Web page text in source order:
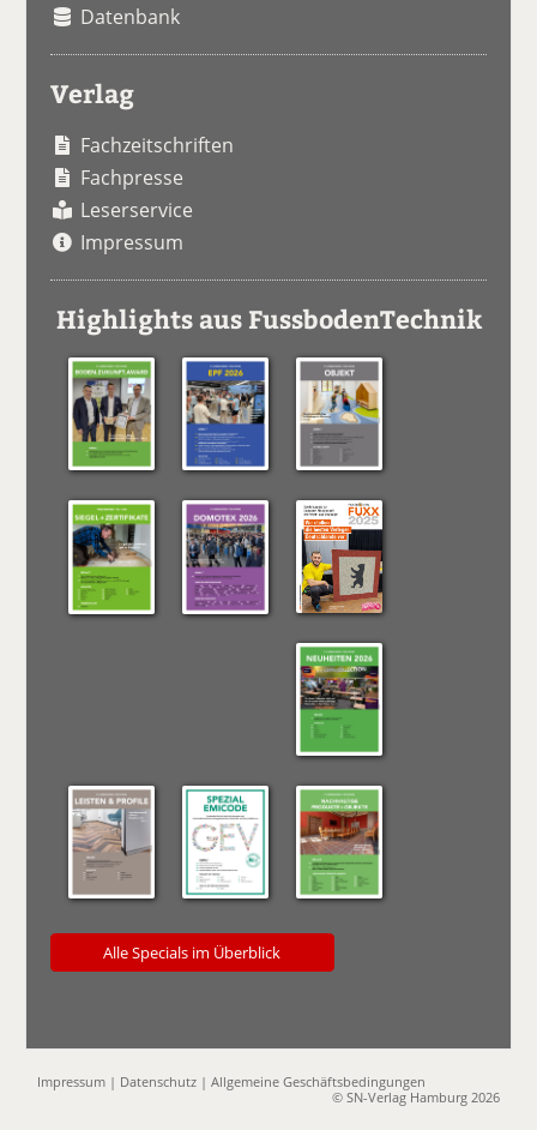
Datenbank
Verlag
Fachzeitschriften
Fachpresse
Leserservice
Impressum
Highlights aus FussbodenTechnik
Alle Specials im Überblick
Impressum | Datenschutz |Allgemeine Geschäftsbedingungen
© SN-Verlag Hamburg 2026